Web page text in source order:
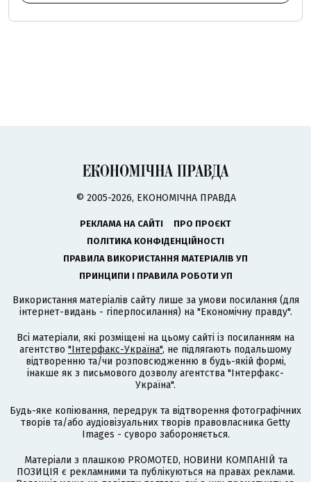
© 2005-2026, ЕКОНОМІЧНА ПРАВДА
РЕКЛАМА НА САЙТІ
ПРО ПРОЄКТ
ПОЛІТИКА КОНФІДЕНЦІЙНОСТІ
ПРАВИЛА ВИКОРИСТАННЯ МАТЕРІАЛІВ УП
ПРИНЦИПИ І ПРАВИЛА РОБОТИ УП
Використання матеріалів сайту лише за умови посилання (для
інтернет-видань - гіперпосилання) на "Економічну правду".
Всі матеріали, які розміщені на цьому сайті із посиланням на
агентство "Інтерфакс-Україна", не підлягають подальшому
відтворенню та/чи розповсюдженню в будь-якій формі,
інакше як з письмового дозволу агентства "Інтерфакс-
Україна".
Будь-яке копіювання, передрук та відтворення фотографічних
творів та/або аудіовізуальних творів правовласника Getty
Images - суворо забороняється.
Матеріали з плашкою PROMOTED, НОВИНИ КОМПАНІЙ та
ПОЗИЦІЯ є рекламними та публікуються на правах реклами.